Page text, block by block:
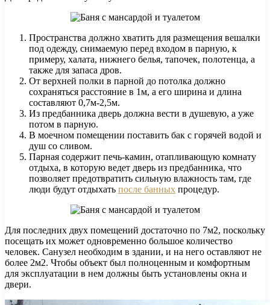
Пространства должно хватить для размещения вешалки
под одежду, снимаемую перед входом в парную, к
примеру, халата, нижнего белья, тапочек, полотенца, а
также для запаса дров.
От верхней полки в парной до потолка должно
сохраняться расстояние в 1м, а его ширина и длина
составляют 0,7м-2,5м.
Из предбанника дверь должна вести в душевую, а уже
потом в парную.
В моечном помещении поставить бак с горячей водой и
душ со сливом.
Парная содержит печь-камин, отапливающую комнату
отдыха, в которую ведет дверь из предбанника, что
позволяет предотвратить сильную влажность там, где
люди будут отдыхать после банных процедур.
Для последних двух помещений достаточно по 7м2, поскольку
посещать их может одновременно большое количество
человек. Санузел необходим в здании, и на него оставляют не
более 2м2. Чтобы объект был полноценным и комфортным
для эксплуатации в нем должны быть установлены окна и
двери.